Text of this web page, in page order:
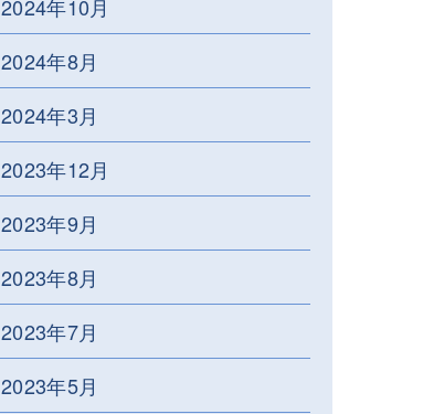
2024年10月
2024年8月
2024年3月
2023年12月
2023年9月
2023年8月
2023年7月
2023年5月